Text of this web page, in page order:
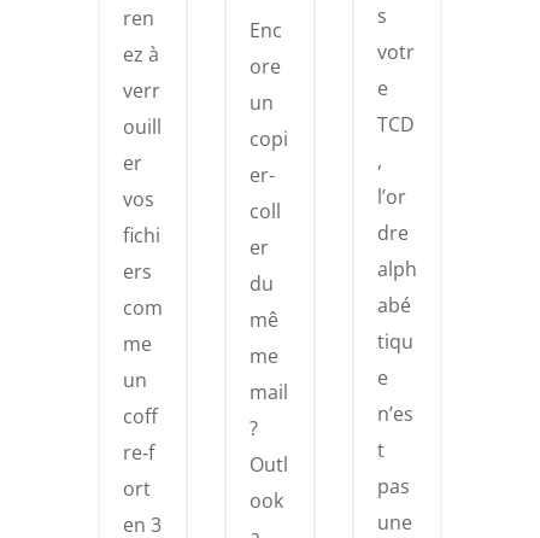
ren
ez à
verr
ouill
er
vos
fichi
ers
com
me
un
coff
re‑f
ort
en 3
Enc
ore
un
copi
er-
coll
er
du
mê
me
mail
?
Outl
ook
s
votr
e
TCD
,
l’or
dre
alph
abé
tiqu
e
n’es
t
pas
une